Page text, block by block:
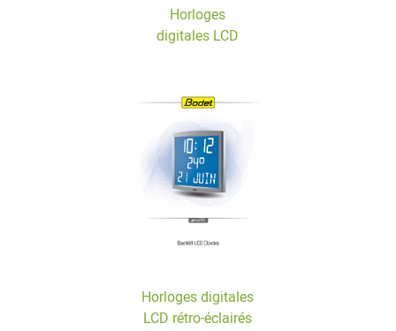
Horloges
digitales LCD
Horloges digitales
LCD rétro-éclairés